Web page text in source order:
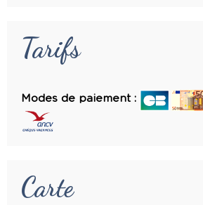
Tarifs
Modes de paiement :
Carte